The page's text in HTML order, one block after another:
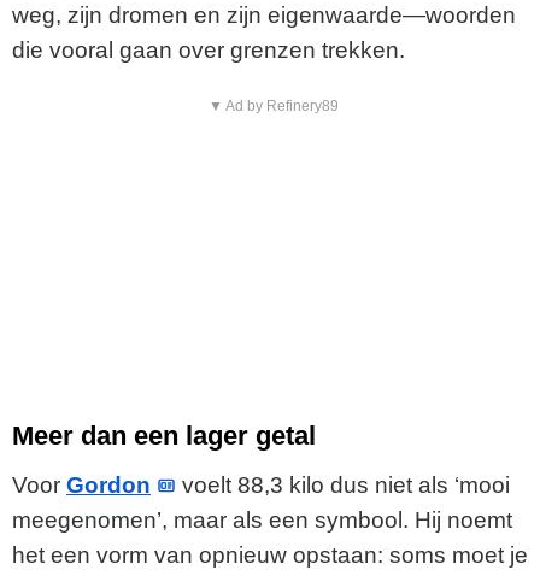
weg, zijn dromen en zijn eigenwaarde—woorden
die vooral gaan over grenzen trekken.
▼ Ad by Refinery89
Meer dan een lager getal
Voor Gordon
voelt 88,3 kilo dus niet als ‘mooi
meegenomen’, maar als een symbool. Hij noemt
het een vorm van opnieuw opstaan: soms moet je